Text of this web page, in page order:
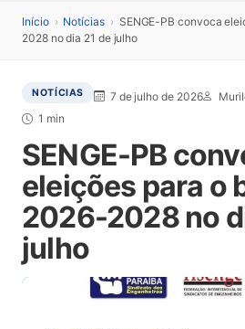
Início › Notícias › SENGE-PB convoca
2028 no dia 21 de julho
NOTÍCIAS 7 de julho de 2026
1 min
SENGE-PB
eleições para o
2026-2028 no
julho